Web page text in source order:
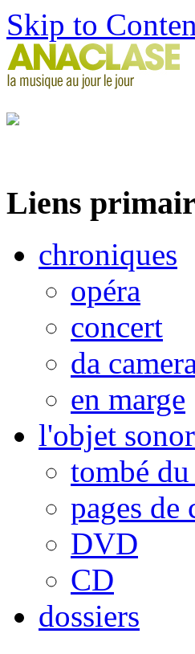
Skip to
Liens
chroniques
opéra
concert
da
en marge
l'objet
tombé
pages de
DVD
CD
dossiers